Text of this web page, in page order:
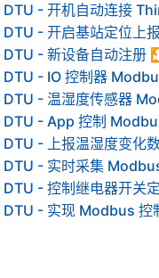
- 开机自动连接
- 开启基站定位上
- 新设备自动注册
- IO 控制器
- 温湿度传感器
- App 控制
- 上报温湿度变化
- 实时采集
- 控制继电器开关
- 实现 Modbus 控